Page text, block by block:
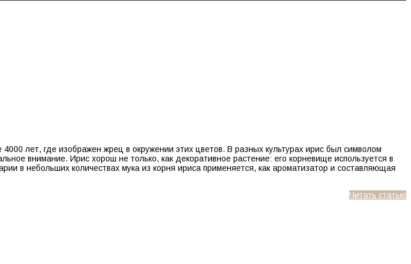
лет, где изображен жрец в окружении этих цветов. В разных культурах ирис был символом
внимание. Ирис хорош не только, как декоративное растение: его корневище используется в
в небольших количествах мука из корня ириса применяется, как ароматизатор и составляющая
Читать статью